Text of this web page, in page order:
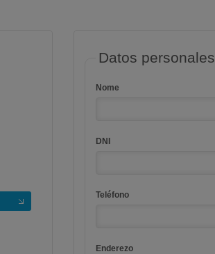
Datos personales
Nome
DNI
Teléfono
Enderezo